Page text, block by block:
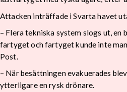
Attacken inträffade i Svarta havet
– Flera tekniska system slogs ut, en
fartyget och fartyget kunde inte
Post.
– När besättningen evakuerades
ytterligare en rysk drönare.